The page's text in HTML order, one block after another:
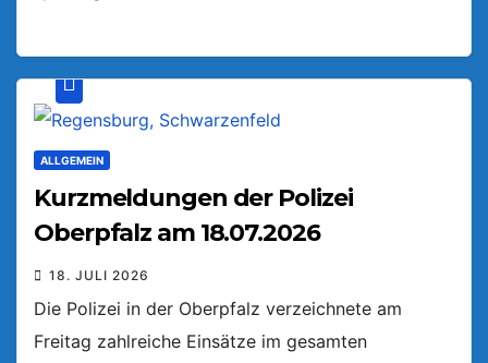
ALLGEMEIN
Kurzmeldungen der Polizei
Oberpfalz am 18.07.2026
18. JULI 2026
Die Polizei in der Oberpfalz verzeichnete am
Freitag zahlreiche Einsätze im gesamten